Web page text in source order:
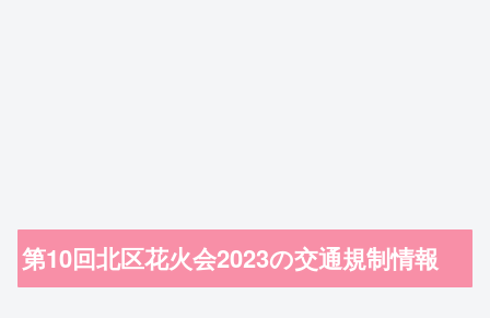
第10回北区花火会2023の交通規制情報